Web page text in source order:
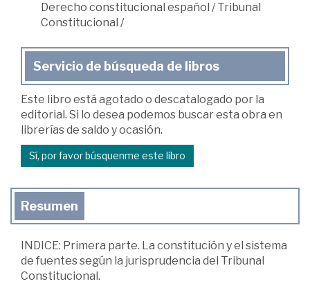
Derecho constitucional español /Tribunal
Constitucional /
Servicio de búsqueda de libros
Este libro está agotado o descatalogado por la
editorial. Si lo desea podemos buscar esta obra en
librerías de saldo y ocasión.
Sí, por favor búsquenme este libro
Resumen
INDICE: Primera parte. La constitución y el sistema
de fuentes según la jurisprudencia del Tribunal
Constitucional.